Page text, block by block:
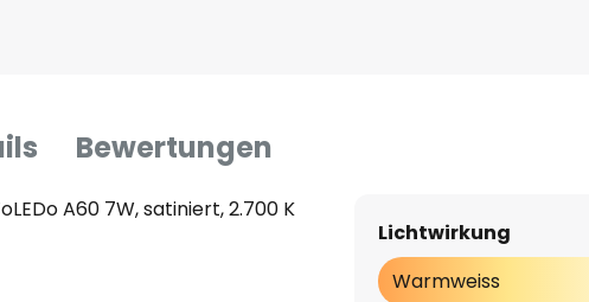
Bewertungen
A60 7W, satiniert, 2.700 K
Lichtwirkung
Warmweiss